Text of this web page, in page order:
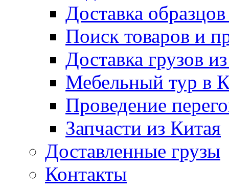
Доставка
Поиск товаров и
Доставка грузов
Мебельный тур в
Проведение
Запчасти из Китая
Доставленные грузы
Контакты